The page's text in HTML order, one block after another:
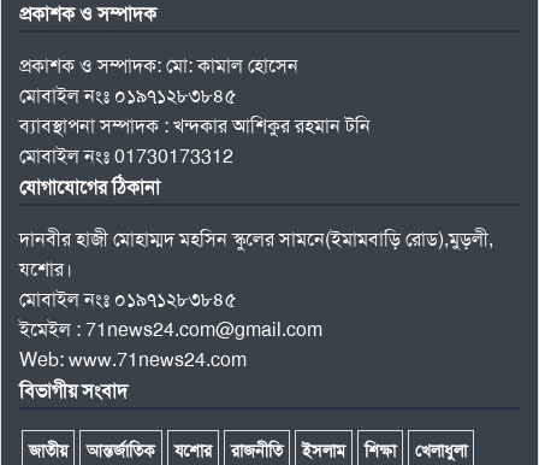
প্রকাশক ও সম্পাদক
প্রকাশক ও সম্পাদক: মো: কামাল হোসেন
মোবাইল নংঃ ০১৯৭১২৮৩৮৪৫
ব্যাবস্থাপনা সম্পাদক : খন্দকার আশিকুর রহমান টনি
মোবাইল নংঃ 01730173312
যোগাযোগের ঠিকানা
দানবীর হাজী মোহাম্মদ মহসিন স্কুলের সামনে(ইমামবাড়ি রোড),মুড়লী,
যশোর।
মোবাইল নংঃ ০১৯৭১২৮৩৮৪৫
ইমেইল : 71news24.com@gmail.com
Web: www.71news24.com
বিভাগীয় সংবাদ
জাতীয় আন্তর্জাতিক যশোর রাজনীতি ইসলাম শিক্ষা খেলাধুলা